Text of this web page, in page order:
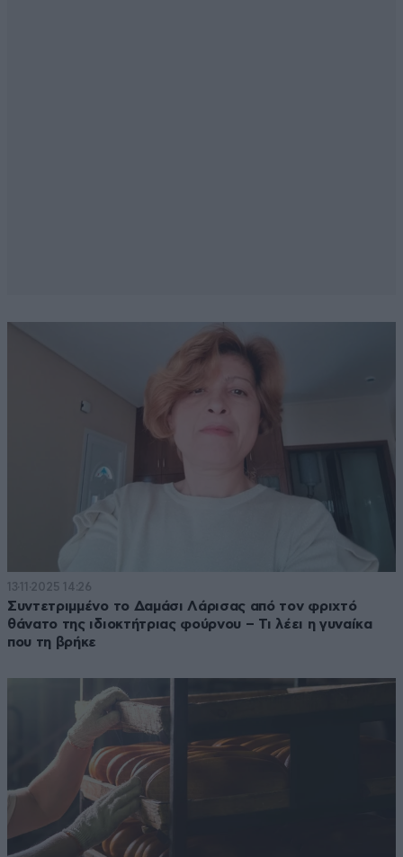
13·11·2025 14:26
Συντετριμμένο το Δαμάσι Λάρισας από τον φριχτό
θάνατο της ιδιοκτήτριας φούρνου – Τι λέει η γυναίκα
που τη βρήκε